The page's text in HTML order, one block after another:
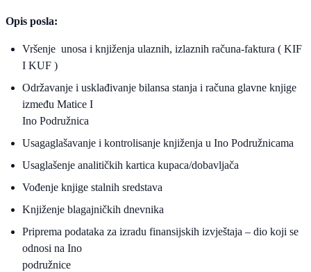
Opis posla:
Vršenje unosa i knjiženja ulaznih, izlaznih računa-faktura ( KIF
I KUF )
Održavanje i usklađivanje bilansa stanja i računa glavne knjige
između Matice I
Ino Podružnica
Usagaglašavanje i kontrolisanje knjiženja u Ino Podružnicama
Usaglašenje analitičkih kartica kupaca/dobavljača
Vođenje knjige stalnih sredstava
Knjiženje blagajničkih dnevnika
Priprema podataka za izradu finansijskih izvještaja – dio koji se
odnosi na Ino
podružnice